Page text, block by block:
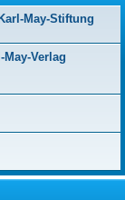
May-Stiftung
Verlag